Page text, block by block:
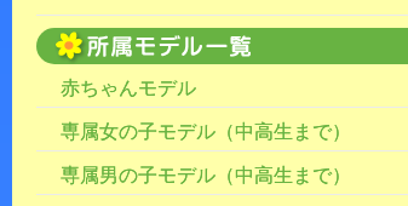
赤ちゃんモデル
専属女の子モデル（中高生まで）
専属男の子モデル（中高生まで）